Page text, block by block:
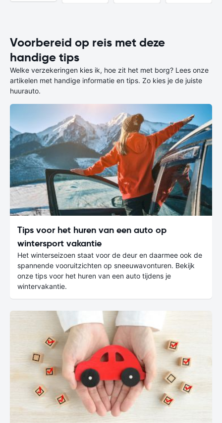
Voorbereid op reis met deze
handige tips
Welke verzekeringen kies ik, hoe zit het met borg? Lees onze
artikelen met handige informatie en tips. Zo kies je de juiste
huurauto.
Tips voor het huren van een auto op
wintersport vakantie
Het winterseizoen staat voor de deur en daarmee ook de
spannende vooruitzichten op sneeuwavonturen. Bekijk
onze tips voor het huren van een auto tijdens je
wintervakantie.